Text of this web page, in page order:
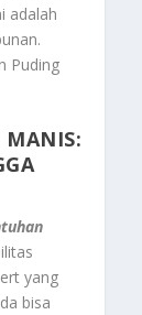
adalah
Puding
MANIS:
yang
bisa